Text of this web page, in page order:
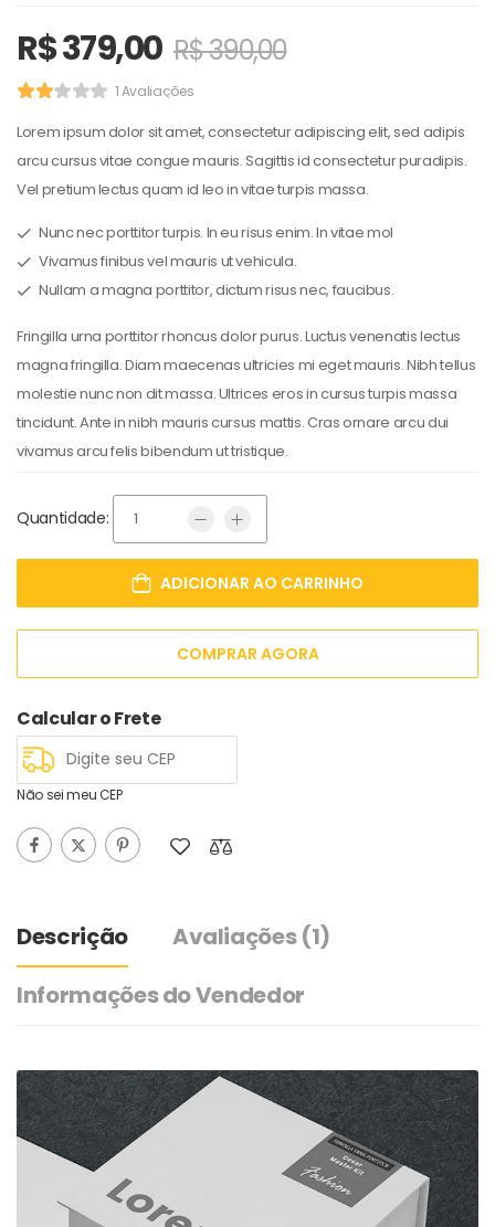
R$379,00 R$390,00
1 Avaliações
Lorem ipsum dolor sit amet, consectetur adipiscing elit, sed adipis
arcu cursus vitae congue mauris. Sagittis id consectetur puradipis.
Vel pretium lectus quam id leo in vitae turpis massa.
Nunc nec porttitor turpis. In eu risus enim. In vitae mol
Vivamus finibus vel mauris ut vehicula.
Nullam a magna porttitor, dictum risus nec, faucibus.
Fringilla urna porttitor rhoncus dolor purus. Luctus venenatis lectus
magna fringilla. Diam maecenas ultricies mi eget mauris. Nibh tellus
molestie nunc non dit massa. Ultrices eros in cursus turpis massa
tincidunt. Ante in nibh mauris cursus mattis. Cras ornare arcu dui
vivamus arcu felis bibendum ut tristique.
Quantidade:
ADICIONAR AO CARRINHO
COMPRAR AGORA
Calcular o Frete
Não sei meu CEP
Descrição Avaliações(1)
Informações do Vendedor